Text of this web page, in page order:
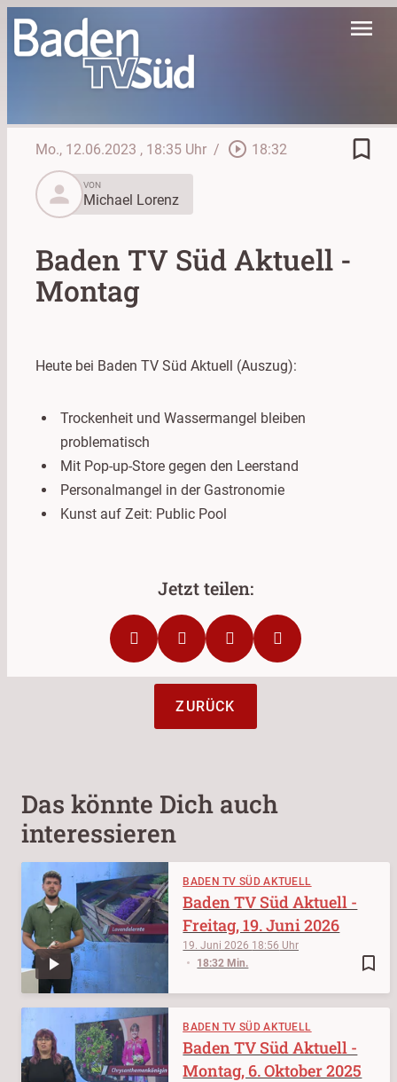
menu
Mo., 12.06.2023 , 18:35 Uhr / play_circle_outline 18:32
bookmark_border
person
VON
Michael Lorenz
Baden TV Süd Aktuell -
Montag
Heute bei Baden TV Süd Aktuell (Auszug):
Trockenheit und Wassermangel bleiben
problematisch
Mit Pop-up-Store gegen den Leerstand
Personalmangel in der Gastronomie
Kunst auf Zeit: Public Pool
ZURÜCK
Das könnte Dich auch
interessieren
BADEN TV SÜD AKTUELL
bookmark_border
19. Juni 2026 18:56
18:32 Min.
Baden TV Süd Aktuell -
Freitag, 19. Juni 2026
BADEN TV SÜD AKTUELL
Baden TV Süd Aktuell -
Montag, 6. Oktober 2025